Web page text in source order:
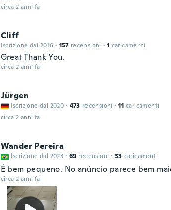
circa 2 anni fa
Cliff
Iscrizione dal 2016 · 157 recensioni · 1 caricamenti
Great Thank You.
circa 2 anni fa
Jürgen
Iscrizione dal 2020 · 473 recensioni · 11 caricamenti
circa 2 anni fa
Wander Pereira
Iscrizione dal 2023 · 69 recensioni · 33 caricamenti
É bem pequeno. No anúncio parece bem
circa 2 anni fa